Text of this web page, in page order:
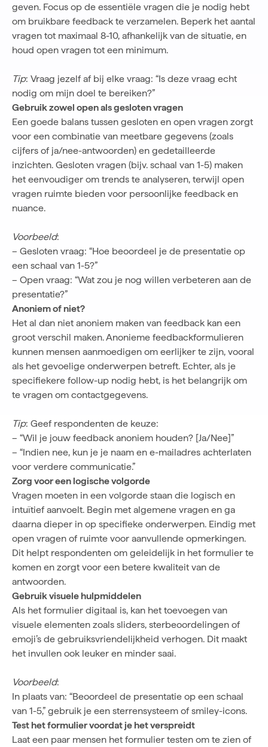
geven. Focus op de essentiële vragen die je nodig hebt
om bruikbare feedback te verzamelen. Beperk het aantal
vragen tot maximaal 8-10, afhankelijk van de situatie, en
houd open vragen tot een minimum.
Tip: Vraag jezelf af bij elke vraag: “Is deze vraag echt
nodig om mijn doel te bereiken?”
Gebruik zowel open als gesloten vragen
Een goede balans tussen gesloten en open vragen zorgt
voor een combinatie van meetbare gegevens (zoals
cijfers of ja/nee-antwoorden) en gedetailleerde
inzichten. Gesloten vragen (bijv. schaal van 1-5) maken
het eenvoudiger om trends te analyseren, terwijl open
vragen ruimte bieden voor persoonlijke feedback en
nuance.
Voorbeeld:
– Gesloten vraag: “Hoe beoordeel je de presentatie op
een schaal van 1-5?”
– Open vraag: “Wat zou je nog willen verbeteren aan de
presentatie?”
Anoniem of niet?
Het al dan niet anoniem maken van feedback kan een
groot verschil maken. Anonieme feedbackformulieren
kunnen mensen aanmoedigen om eerlijker te zijn, vooral
als het gevoelige onderwerpen betreft. Echter, als je
specifiekere follow-up nodig hebt, is het belangrijk om
te vragen om contactgegevens.
Tip: Geef respondenten de keuze:
– “Wil je jouw feedback anoniem houden? [Ja/Nee]”
– “Indien nee, kun je je naam en e-mailadres achterlaten
voor verdere communicatie.”
Zorg voor een logische volgorde
Vragen moeten in een volgorde staan die logisch en
intuïtief aanvoelt. Begin met algemene vragen en ga
daarna dieper in op specifieke onderwerpen. Eindig met
open vragen of ruimte voor aanvullende opmerkingen.
Dit helpt respondenten om geleidelijk in het formulier te
komen en zorgt voor een betere kwaliteit van de
antwoorden.
Gebruik visuele hulpmiddelen
Als het formulier digitaal is, kan het toevoegen van
visuele elementen zoals sliders, sterbeoordelingen of
emoji’s de gebruiksvriendelijkheid verhogen. Dit maakt
het invullen ook leuker en minder saai.
Voorbeeld:
In plaats van: “Beoordeel de presentatie op een schaal
van 1-5,” gebruik je een sterrensysteem of smiley-icons.
Test het formulier voordat je het verspreidt
Laat een paar mensen het formulier testen om te zien of